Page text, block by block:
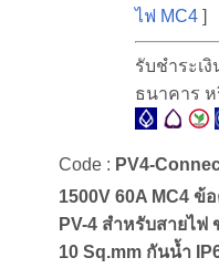
ไฟ MC4 ]
รับชำระเ
ธนาคาร
Code : PV4-
1500V 60A MC4 ข้
PV-4 สำหรับสายไ
10 Sq.mm กันน้ำ